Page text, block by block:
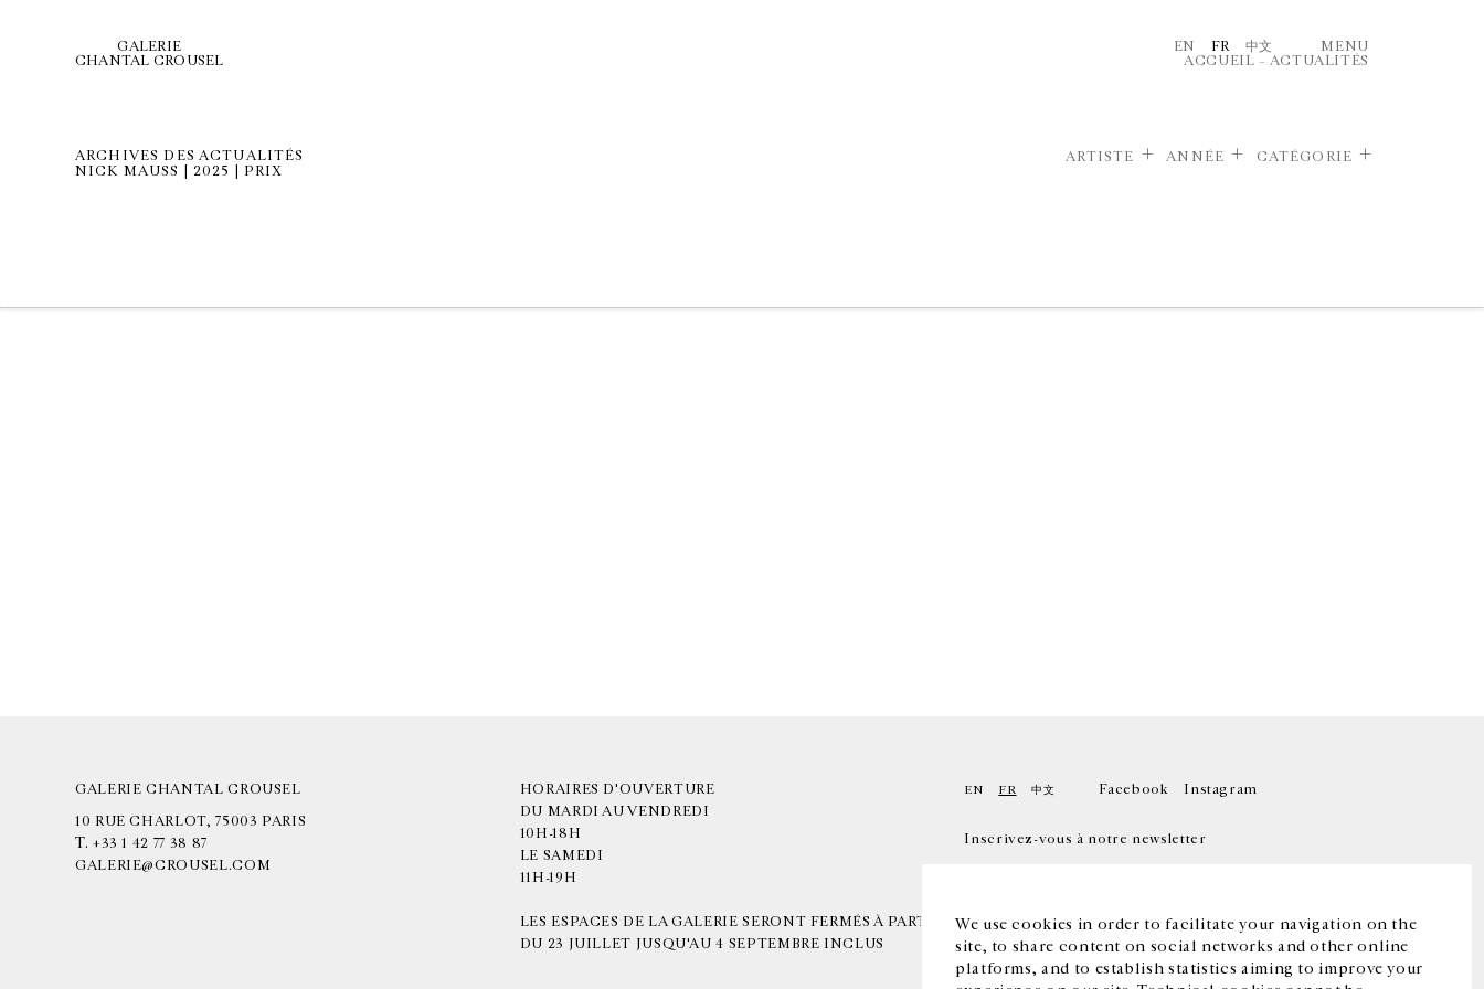
We use cookies in order to facilitate your navigation on the
site, to share content on social networks and other online
platforms, and to establish statistics aiming to improve your
GALERIE
CHANTAL CROUSEL
EN FR 中文
MENU
ACCUEIL – ACTUALITÉS
ARCHIVES DES ACTUALITÉS
NICK MAUSS | 2025 | PRIX
ARTISTE ANNÉE CATÉGORIE
GALERIE CHANTAL CROUSEL
10 RUE CHARLOT, 75003 PARIS
T. +33 1 42 77 38 87
GALERIE@CROUSEL.COM
HORAIRES D'OUVERTURE
DU MARDI AU VENDREDI
10H-18H
LE SAMEDI
11H-19H
LES ESPACES DE LA GALERIE SERONT FERMÉS À PARTIR
DU 23 JUILLET JUSQU'AU 4 SEPTEMBRE INCLUS
EN FR 中文 Facebook Instagram
Inscrivez-vous à notre newsletter